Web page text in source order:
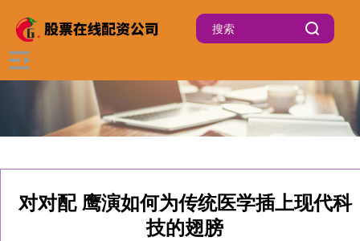
对对配 鹰演如何为传统医学插上现代科
技的翅膀